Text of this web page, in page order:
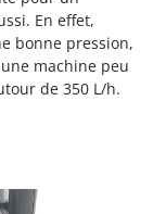
En effet,
bonne pression,
machine peu
de 350 L/h.